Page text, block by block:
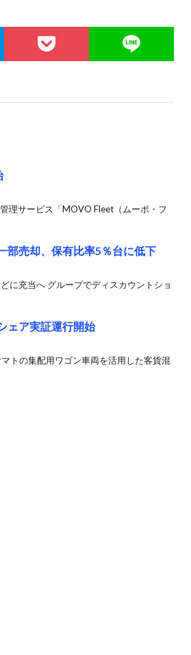
理サービス「MOVO Fleet（ムーボ・フ
部売却、保有比率5％台に低下
に充当へ グループでディスカウントショ
ェア実証運行開始
トの集配用ワゴン車両を活用した客貨混